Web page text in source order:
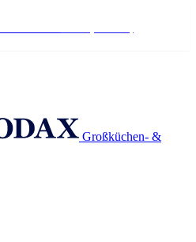
Großküchen- &